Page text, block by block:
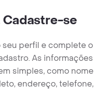
Cadastre-se
seu perfil e complete o
As informações
simples, como nome
endereço, telefone,